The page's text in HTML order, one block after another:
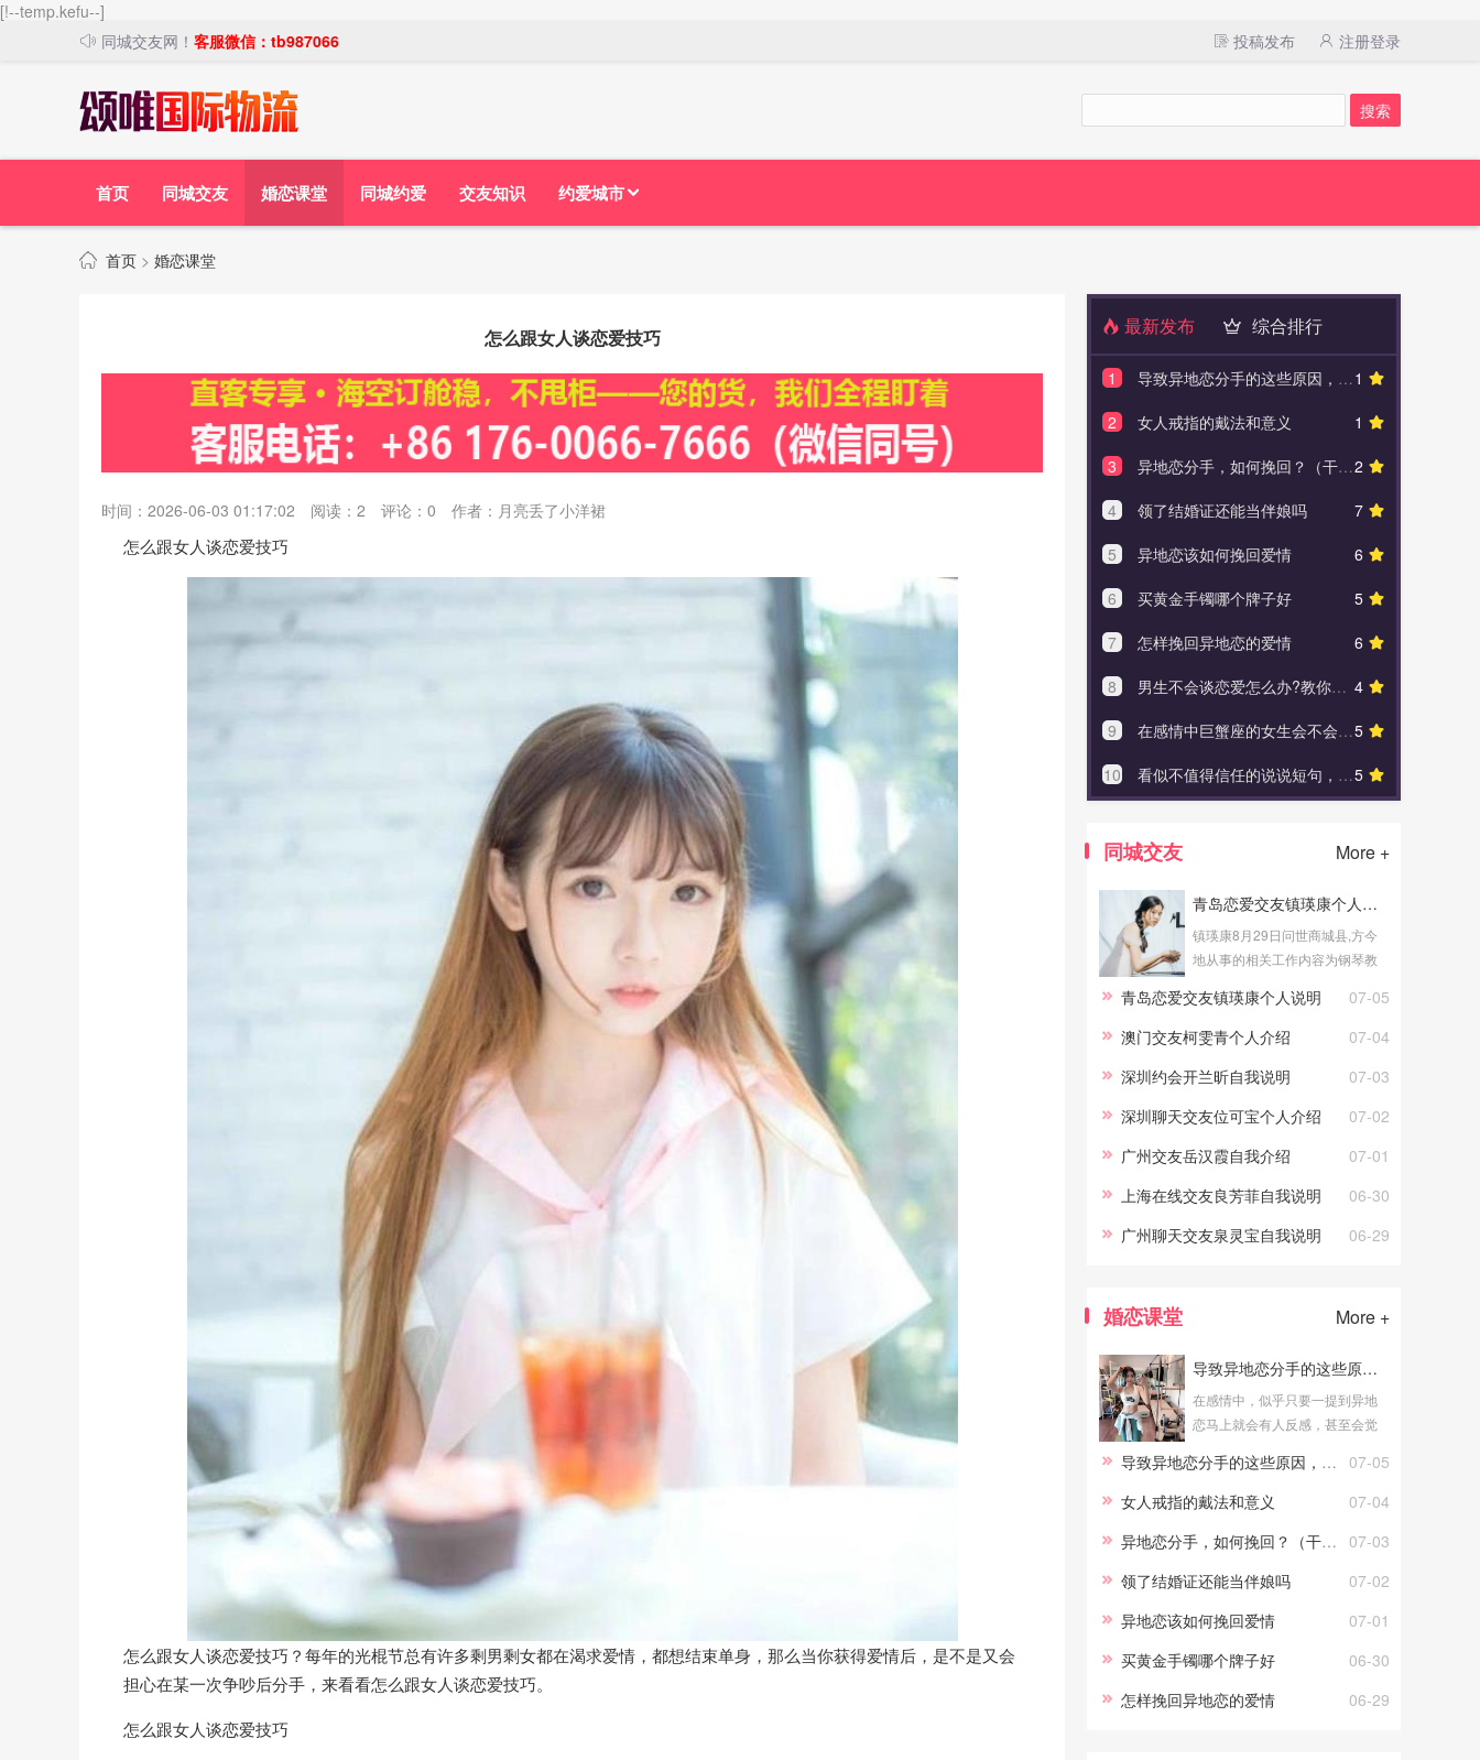
[!--temp.kefu--]
同城交友网！ 客服微信：tb987066 投稿发布 注册登录
首页 同城交友 婚恋课堂 同城约爱 交友知识 约爱城市
首页 > 婚恋课堂
怎么跟女人谈恋爱技巧
时间：2026-06-03 01:17:02 阅读： 2 评论： 0 作者：月亮丢了小洋裙
怎么跟女人谈恋爱技巧
怎么跟女人谈恋爱技巧？每年的光棍节总有许多剩男剩女都在渴求爱情，都想结束单身，那么当你获得爱情后，是不是又会
担心在某一次争吵后分手，来看看怎么跟女人谈恋爱技巧。
怎么跟女人谈恋爱技巧
最新发布 综合排行
1
1
导致异地恋分手的这些原因，你犯过吗
1
2
女人戒指的戴法和意义
2
3
异地恋分手，如何挽回？（干货）
7
4
领了结婚证还能当伴娘吗
6
5
异地恋该如何挽回爱情
5
6
买黄金手镯哪个牌子好
6
7
怎样挽回异地恋的爱情
4
8
男生不会谈恋爱怎么办?教你六个小技巧改变
5
9
在感情中巨蟹座的女生会不会把自己装扮的很可怜
5
10 看似不值得信任的说说短句，一样的嘴巴有不一样的说法
同城交友 More +
青岛恋爱交友镇瑛康个人说明
镇瑛康8月29日问世商城县,方今
地从事的相关工作内容为钢琴教
07-05
青岛恋爱交友镇瑛康个人说明
07-04
澳门交友柯雯青个人介绍
07-03
深圳约会开兰昕自我说明
07-02
深圳聊天交友位可宝个人介绍
07-01
广州交友岳汉霞自我介绍
06-30
上海在线交友良芳菲自我说明
06-29
广州聊天交友泉灵宝自我说明
婚恋课堂 More +
导致异地恋分手的这些原因，你犯过吗
在感情中，似乎只要一提到异地
恋马上就会有人反感，甚至会觉
钱，其实在爱情中，真正打败你
们的往往都不是异地恋，异地恋
摧毁他
07-05
导致异地恋分手的这些原因，你犯过吗
07-04
女人戒指的戴法和意义
07-03
异地恋分手，如何挽回？（干货）
07-02
领了结婚证还能当伴娘吗
07-01
异地恋该如何挽回爱情
06-30
买黄金手镯哪个牌子好
06-29
怎样挽回异地恋的爱情